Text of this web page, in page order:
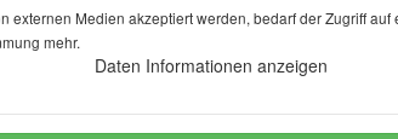
merken
externen Medien akzeptiert werden, bedarf der Zugriff auf
mehr.
Daten Informationen anzeigen